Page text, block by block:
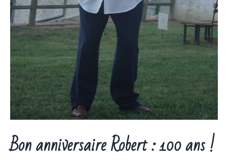
Bon anniversaire Robert : 100 ans !